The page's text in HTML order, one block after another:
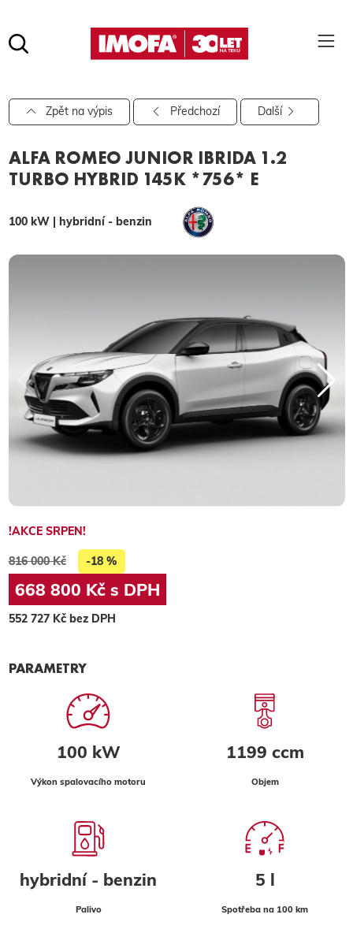
hledat
Pro vyhledávání zadejte alespoň 3 znaky.
Zpět na výpis Předchozí Další
ALFA ROMEO JUNIOR IBRIDA 1.2
TURBO HYBRID 145K *756* E
100 kW | hybridní - benzin
!AKCE SRPEN!
816 000 Kč -18 %
668 800 Kč s DPH
552 727 Kč bez DPH
PARAMETRY
100 kW
Výkon spalovacího motoru
1199 ccm
Objem
hybridní - benzin
Palivo
5 l
Spotřeba na 100 km